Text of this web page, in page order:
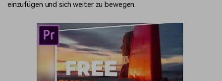
einzufügen und sich weiter zu bewegen.